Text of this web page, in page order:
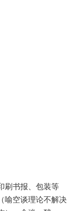
刷书报、包装等
喻空谈理论不解决